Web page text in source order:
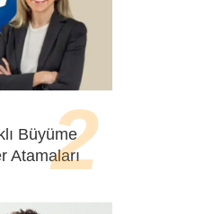
Büyüme
Atamaları